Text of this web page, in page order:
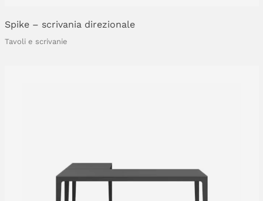
Spike – scrivania direzionale
Tavoli e scrivanie